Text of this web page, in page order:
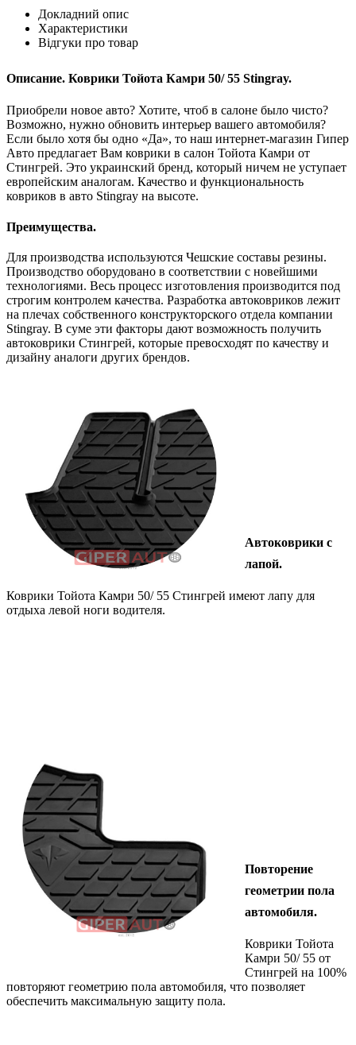
Докладний опис
Характеристики
Відгуки про товар
Описание. Коврики Тойота Камри 50/ 55 Stingray.
Приобрели новое авто? Хотите, чтоб в салоне было чисто?
Возможно, нужно обновить интерьер вашего автомобиля?
Если было хотя бы одно «Да», то наш интернет-магазин Гипер
Авто предлагает Вам коврики в салон Тойота Камри от
Стингрей. Это украинский бренд, который ничем не уступает
европейским аналогам. Качество и функциональность
ковриков в авто Stingray на высоте.
Преимущества.
Для производства используются Чешские составы резины.
Производство оборудовано в соответствии с новейшими
технологиями. Весь процесс изготовления производится под
строгим контролем качества. Разработка автоковриков лежит
на плечах собственного конструкторского отдела компании
Stingray. В суме эти факторы дают возможность получить
автоковрики Стингрей, которые превосходят по качеству и
дизайну аналоги других брендов.
Автоковрики с
лапой.
Коврики Тойота Камри 50/ 55 Стингрей имеют лапу для
отдыха левой ноги водителя.
Повторение
геометрии пола
автомобиля.
Коврики Тойота
Камри 50/ 55 от
Стингрей на 100%
повторяют геометрию пола автомобиля, что позволяет
обеспечить максимальную защиту пола.